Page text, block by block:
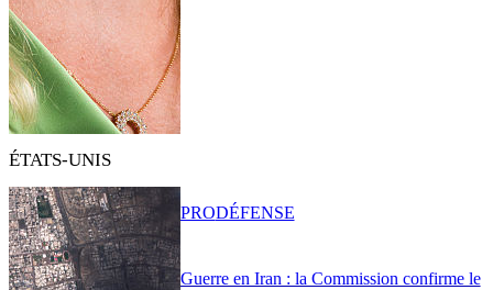
ÉTATS-UNIS
Guerre en Iran : la Commission confirme le
PRODÉFENSE